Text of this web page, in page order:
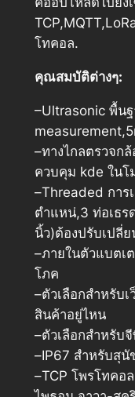
โทคอล.
คุณสมบัติต่างๆ:
–Ultrasonic พื้น
–ทางไกลตรวจก
ควบคุม kde ในโ
–Threaded การ
ตำแหน่,3 ท่อเธร
นิ้ว)ต้องปรับเปลี่
–ภายในตัวแบตเ
โภค
–ตัวเลือกสำหรับ
สินค้าอยู่ไหน
–ตัวเลือกสำหรับ
–IP67 สำหรับสุ
–TCP โพรโทคอ